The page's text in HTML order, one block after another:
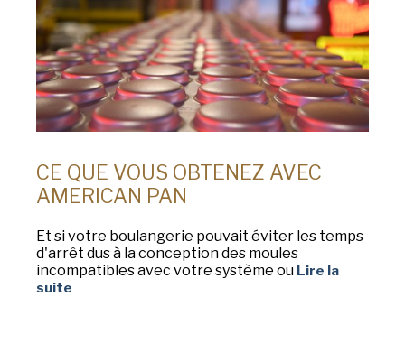
CE QUE VOUS OBTENEZ AVEC
AMERICAN PAN
Et si votre boulangerie pouvait éviter les temps
d'arrêt dus à la conception des moules
incompatibles avec votre système ou Lire la
suite